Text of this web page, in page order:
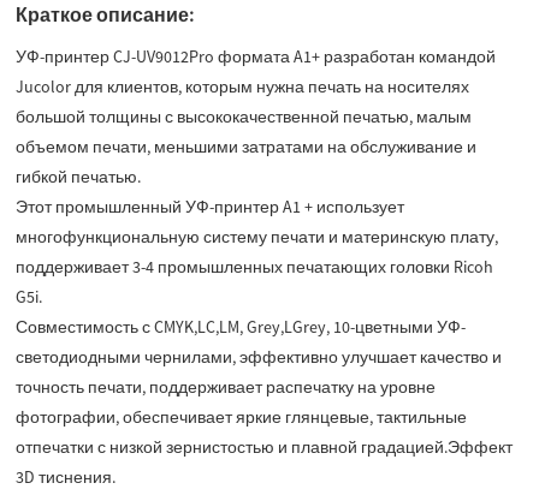
Краткое описание:
УФ-принтер CJ-UV9012Pro формата A1+ разработан командой
Jucolor для клиентов, которым нужна печать на носителях
большой толщины с высококачественной печатью, малым
объемом печати, меньшими затратами на обслуживание и
гибкой печатью.
Этот промышленный УФ-принтер A1 + использует
многофункциональную систему печати и материнскую плату,
поддерживает 3-4 промышленных печатающих головки Ricoh
G5i.
Совместимость с CMYK,LC,LM, Grey,LGrey, 10-цветными УФ-
светодиодными чернилами, эффективно улучшает качество и
точность печати, поддерживает распечатку на уровне
фотографии, обеспечивает яркие глянцевые, тактильные
отпечатки с низкой зернистостью и плавной градацией.Эффект
3D тиснения.